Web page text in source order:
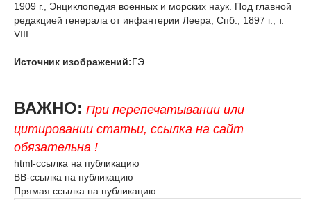
1909 г., Энциклопедия военных и морских наук. Под главной
редакцией генерала от инфантерии Леера, Спб., 1897 г., т.
VIII.
Источник изображений:ГЭ
ВАЖНО: При перепечатывании или
цитировании статьи, ссылка на сайт
обязательна !
html-ссылка на публикацию
BB-ссылка на публикацию
Прямая ссылка на публикацию